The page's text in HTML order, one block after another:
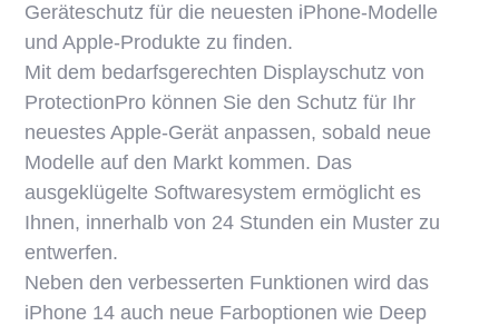
Geräteschutz für die neuesten iPhone-Modelle
und Apple-Produkte zu finden.
Mit dem bedarfsgerechten Displayschutz von
ProtectionPro können Sie den Schutz für Ihr
neuestes Apple-Gerät anpassen, sobald neue
Modelle auf den Markt kommen. Das
ausgeklügelte Softwaresystem ermöglicht es
Ihnen, innerhalb von 24 Stunden ein Muster zu
entwerfen.
Neben den verbesserten Funktionen wird das
iPhone 14 auch neue Farboptionen wie Deep